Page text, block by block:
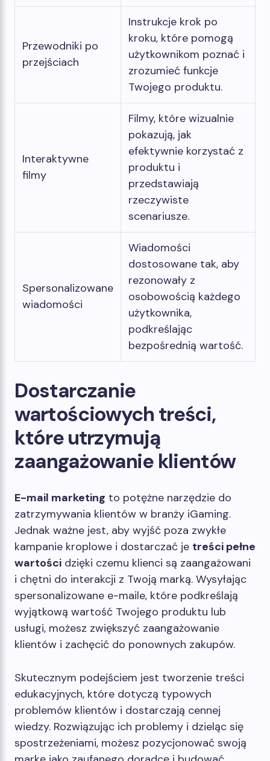
Przewodniki po
przejściach
Instrukcje krok po
kroku, które pomogą
użytkownikom poznać i
zrozumieć funkcje
Twojego produktu.
Interaktywne
filmy
Filmy, które wizualnie
pokazują, jak
efektywnie korzystać z
produktu i
przedstawiają
rzeczywiste
scenariusze.
Spersonalizowane
wiadomości
Wiadomości
dostosowane tak, aby
rezonowały z
osobowością każdego
użytkownika,
podkreślając
bezpośrednią wartość.
Dostarczanie
wartościowych treści,
które utrzymują
zaangażowanie klientów
E-mail marketing to potężne narzędzie do
zatrzymywania klientów w branży iGaming.
Jednak ważne jest, aby wyjść poza zwykłe
kampanie kroplowe i dostarczać je treści pełne
wartości dzięki czemu klienci są zaangażowani
i chętni do interakcji z Twoją marką. Wysyłając
spersonalizowane e-maile, które podkreślają
wyjątkową wartość Twojego produktu lub
usługi, możesz zwiększyć zaangażowanie
klientów i zachęcić do ponownych zakupów.
Skutecznym podejściem jest tworzenie treści
edukacyjnych, które dotyczą typowych
problemów klientów i dostarczają cennej
wiedzy. Rozwiązując ich problemy i dzieląc się
spostrzeżeniami, możesz pozycjonować swoją